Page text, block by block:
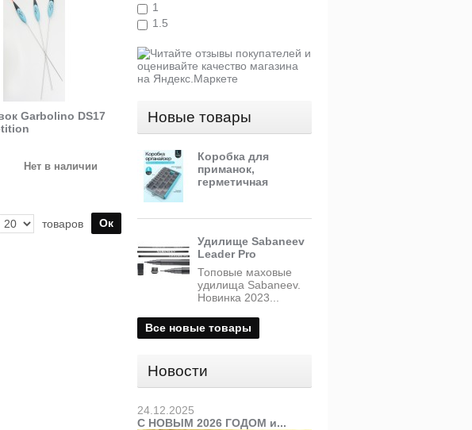
Garbolino DS17
Нет в наличии
Ок
товаров
1
1.5
Новые товары
Коробка для
приманок,
герметичная
Удилище Sabaneev
Leader Pro
Топовые маховые
удилища Sabaneev.
Новинка 2023...
Все новые товары
Новости
24.12.2025
С НОВЫМ 2026 ГОДОМ и...